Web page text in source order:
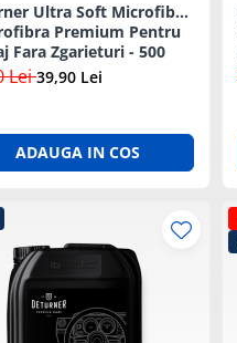
Ultra Soft Microfiber
Premium Pentru
Fara Zgarieturi - 500
Lei39,90 Lei
ADAUGA IN COS